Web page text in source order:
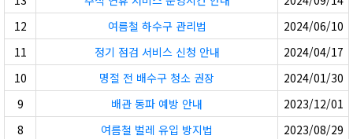
12
여름철 하수구 관리법
2024/06/10
11
정기 점검 서비스 신청 안내
2024/04/17
10
명절 전 배수구 청소 권장
2024/01/30
9
배관 동파 예방 안내
2023/12/01
8
여름철 벌레 유입 방지법 2023/08/29